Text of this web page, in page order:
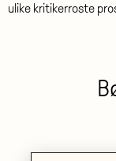
ulike kritikerroste